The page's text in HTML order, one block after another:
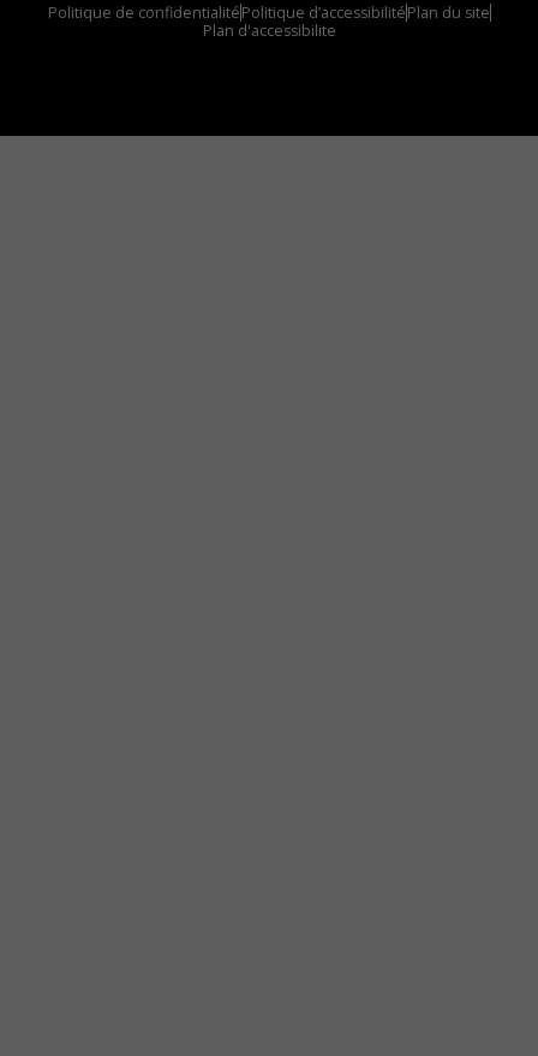
Politique de confidentialitéPolitique d’accessibilitéPlan du site
Plan d'accessibilite